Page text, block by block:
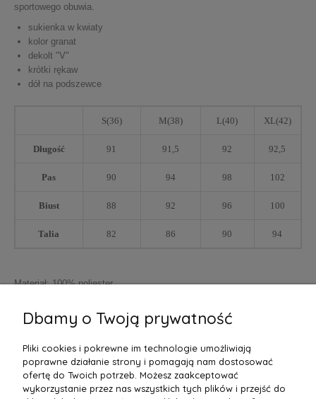
sportowego obuwia.
sukienka w kwiaty
kolor granat
dekolt "V"
krótki rękaw
dół na podszewce
S(36) M(38) L(40) XL(42)
Długość 91 91,5 92 92,5
Pas 90 94 98 102
Biust 88 92 96 100
Talia 82 86 90 94
Materiał: 100% poliester
płasko, bez rozciągania materiału.
Dbamy o Twoją prywatność
Pliki cookies i pokrewne im technologie umożliwiają
poprawne działanie strony i pomagają nam dostosować
ofertę do Twoich potrzeb. Możesz zaakceptować
wykorzystanie przez nas wszystkich tych plików i przejść do